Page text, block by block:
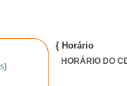
)
{ Horário
HORÁRIO DO